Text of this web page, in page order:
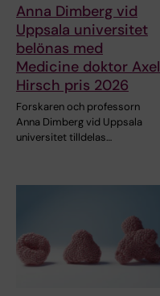
Anna Dimberg vid
Uppsala universitet
belönas med
Medicine doktor Axel
Hirsch pris 2026
Forskaren och professorn
Anna Dimberg vid Uppsala
universitet tilldelas…